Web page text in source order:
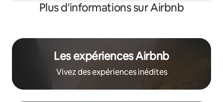
Plus d'informations sur Airbnb
Les expériences Airbnb
Vivez des expériences inédites